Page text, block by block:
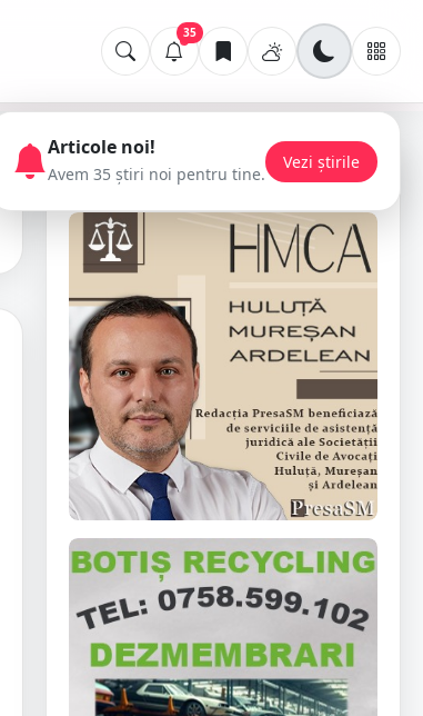
35
📢 Publicitate
Articole noi!
Avem 35 știri noi pentru tine.
Vezi știrile